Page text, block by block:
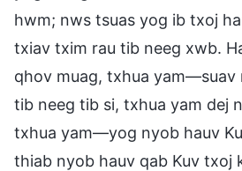
hwm; nws tsuas yog ib txoj
txiav txim rau tib neeg xwb.
qhov muag, txhua
tib neeg tib si, txhua yam dej
txhua yam—yog nyob hauv
thiab nyob hauv qab Kuv txoj